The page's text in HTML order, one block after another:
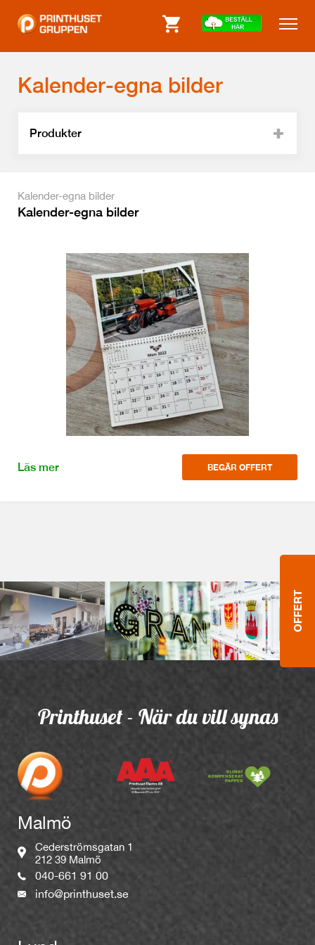
Kalender-egna bilder
Produkter
Kalender-egna bilder
Kalender-egna bilder
Läs mer BEGÄR OFFERT
Printhuset - När du vill synas
Malmö
Cederströmsgatan 1
212 39 Malmö
040-661 91 00
info@printhuset.se
OFFERT